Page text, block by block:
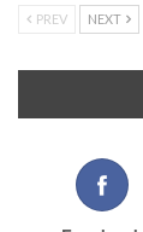
PREV NEXT